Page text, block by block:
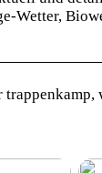
Wetter,